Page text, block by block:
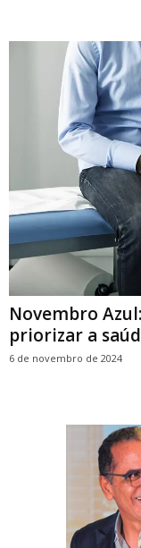
Novembro
priorizar a
6 de novembro de 2024